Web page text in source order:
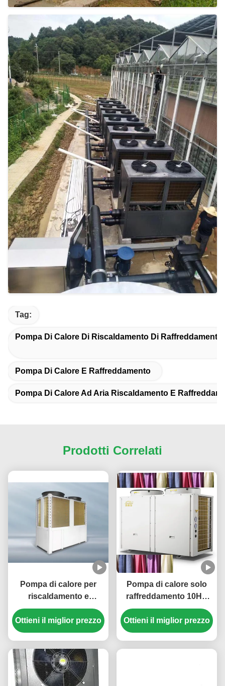
Tag:
Pompa Di Calore Di Riscaldamento Di Raffreddamento
Pompa Di Calore E Raffreddamento
Pompa Di Calore Ad Aria Riscaldamento E
Prodotti Correlati
Pompa di calore per
riscaldamento e
raffreddamento super
potente da 210 kW con
scambiatore di calore a
refrigerante R410A per
grandi locali
commerciali
Ottieni il miglior prezzo
Pompa di calore solo
raffreddamento 10HP
380V 3N/50Hz per il
raffreddamento dei
tessuti
Ottieni il miglior prezzo